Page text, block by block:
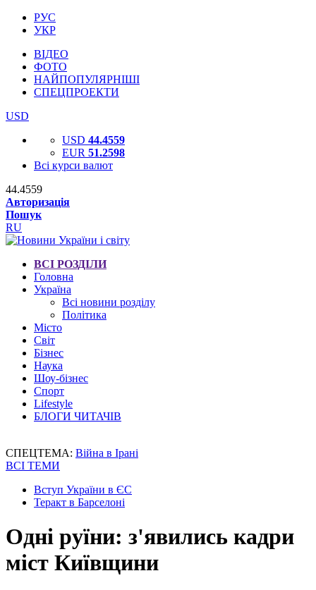
РУС
УКР
ВІДЕО
ФОТО
НАЙПОПУЛЯРНІШІ
СПЕЦПРОЕКТИ
USD
USD 44.4559
EUR 51.2598
Всі курси валют
44.4559
Авторизація
Пошук
RU
ВСІ РОЗДІЛИ
Головна
Україна
Всі новини розділу
Політика
Місто
Світ
Бізнес
Наука
Шоу-бізнес
Спорт
Lifestyle
БЛОГИ ЧИТАЧІВ
СПЕЦТЕМА: Війна в Ірані
ВСІ ТЕМИ
Вступ України в ЄС
Теракт в Барселоні
Одні руїни: з'явились кадри
міст Київщини